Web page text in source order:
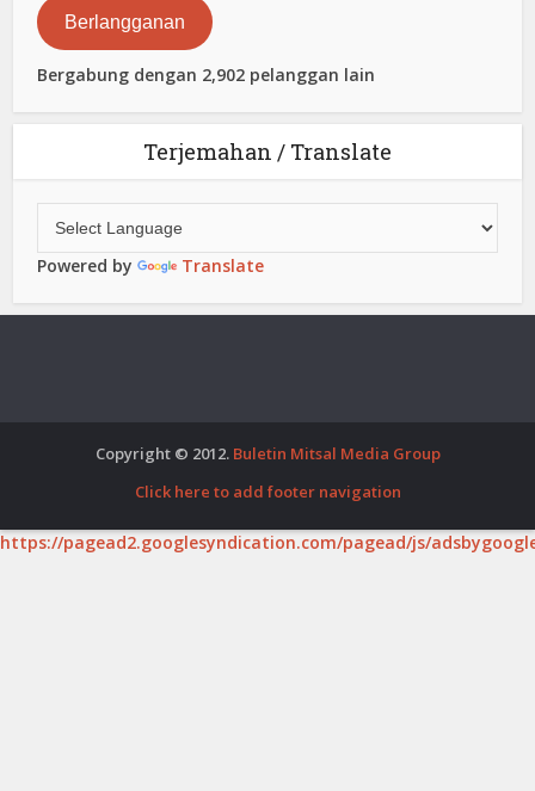
Berlangganan
Bergabung dengan 2,902 pelanggan lain
Terjemahan / Translate
Powered by Translate
Copyright © 2012. Buletin Mitsal Media Group
Click here to add footer navigation
https://pagead2.googlesyndication.com/pagead/js/